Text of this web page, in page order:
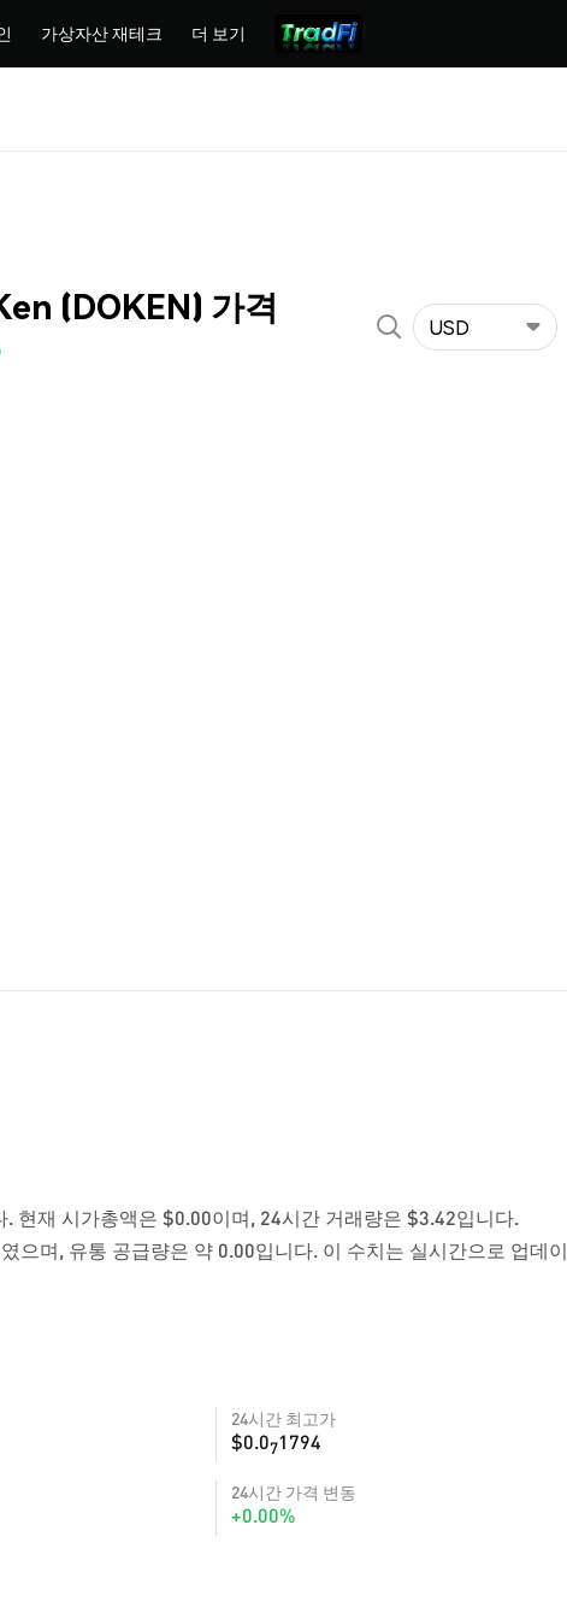
가상자산 재테크 더 보기
(DOKEN) 가격 USD
. 현재 시가총액은 $0.00이며, 24시간 거래량은 $3.42입니다.
으며, 유통 공급량은 약 0.00입니다. 이 수치는 실시간으로 업데이
24시간 최고가
$0.071794
24시간 가격 변동
+0.00%